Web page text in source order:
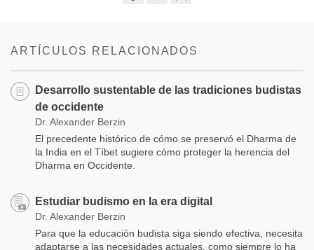
ARTÍCULOS RELACIONADOS
Desarrollo sustentable de las tradiciones budistas
de occidente
Dr. Alexander Berzin
El precedente histórico de cómo se preservó el Dharma de
la India en el Tíbet sugiere cómo proteger la herencia del
Dharma en Occidente.
Estudiar budismo en la era digital
Dr. Alexander Berzin
Para que la educación budista siga siendo efectiva, necesita
adaptarse a las necesidades actuales, como siempre lo ha